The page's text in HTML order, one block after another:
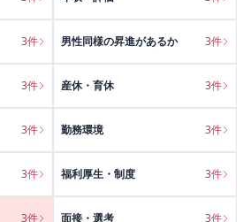
3件 男性同様の昇進があるか 3件
3件 産休・育休 3件
3件 勤務環境 3件
3件 福利厚生・制度 3件
3件 面接・選考 3件